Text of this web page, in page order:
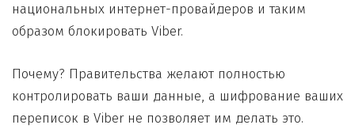
национальных интернет-провайдеров и таким
образом блокировать Viber.
Почему? Правительства желают полностью
контролировать ваши данные, а шифрование ваших
переписок в Viber не позволяет им делать это.